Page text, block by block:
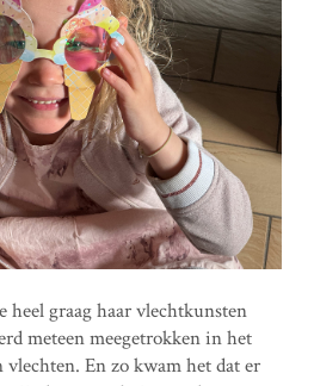
heel graag haar vlechtkunsten
meteen meegetrokken in het
En zo kwam het dat er